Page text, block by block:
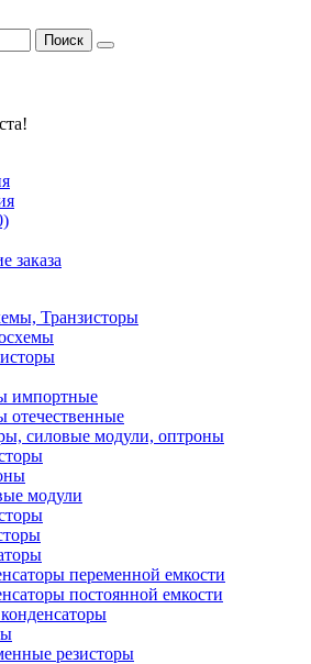
Поиск
заказа
Транзисторы
импортные
отечественные
силовые модули, оптроны
модули
переменной емкости
постоянной емкости
резисторы